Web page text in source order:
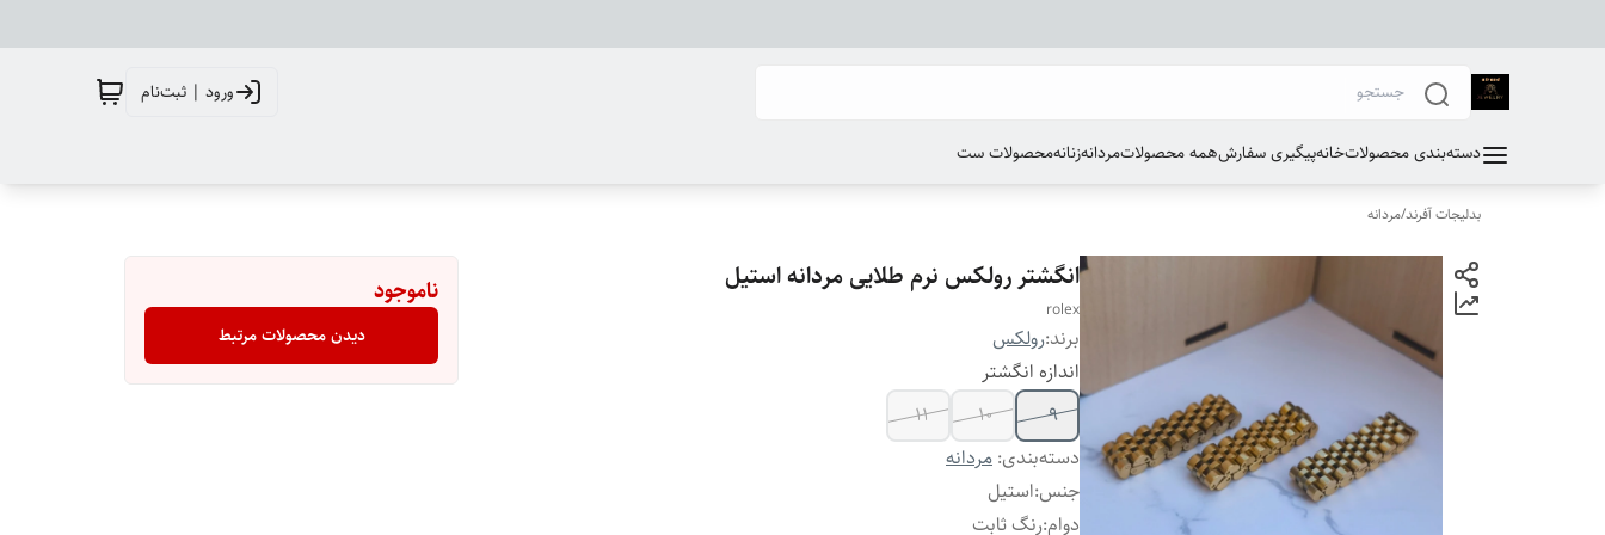
ورود | ثبت‌نام
دسته‌بندی محصولاتخانهپیگیری سفارشهمه محصولاتمردانهزنانهمحصولات ست
بدلیجات آفرند/مردانه
انگشتر رولکس نرم طلایی مردانه استیل
rolex
برند:رولکس
اندازه انگشتر
۹
۱۰
۱۱
دسته‌بندی: مردانه
جنس:استیل
دوام:رنگ ثابت
ناموجود
دیدن محصولات مرتبط